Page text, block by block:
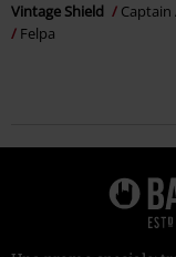
Vintage Shield
Captain
Felpa